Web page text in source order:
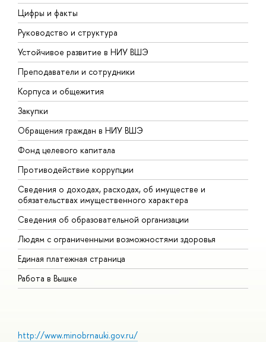
Цифры и факты
Руководство и структура
Устойчивое развитие в НИУ ВШЭ
Преподаватели и сотрудники
Корпуса и общежития
Закупки
Обращения граждан в НИУ ВШЭ
Фонд целевого капитала
Противодействие коррупции
Сведения о доходах, расходах, об имуществе и
обязательствах имущественного характера
Сведения об образовательной организации
Людям с ограниченными возможностями здоровья
Единая платежная страница
Работа в Вышке
http://www.minobrnauki.gov.ru/